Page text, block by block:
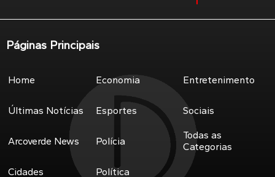
Páginas Principais
Home
Últimas Notícias
Arcoverde News
Cidades
Economia
Esportes
Polícia
Política
Entretenimento
Sociais
Todas as
Categorias